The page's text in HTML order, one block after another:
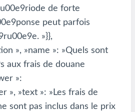
de forte
peut parfois
»}},
», »name »: »Quels sont
aux frais de douane
»:
», »text »: »Les frais de
sont pas inclus dans le prix